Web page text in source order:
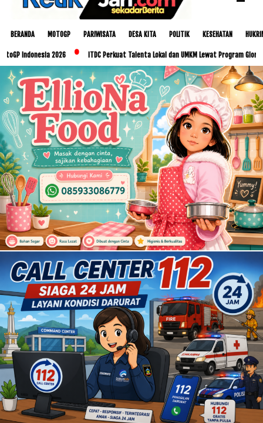
BERANDA MOTOGP PARIWISATA DESA KITA POLITIK KESEHATAN
2026 ITDC Perkuat Talenta Lokal dan UMKM Lewat Program Glorious Golo